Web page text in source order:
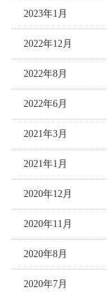
2023年1月
2022年12月
2022年8月
2022年6月
2021年3月
2021年1月
2020年12月
2020年11月
2020年8月
2020年7月